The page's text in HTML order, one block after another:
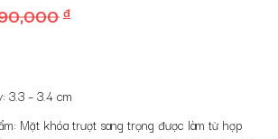
đ
đ.
3.3 – 3.4 cm
Mặt khóa trượt sang trọng được làm từ hợp